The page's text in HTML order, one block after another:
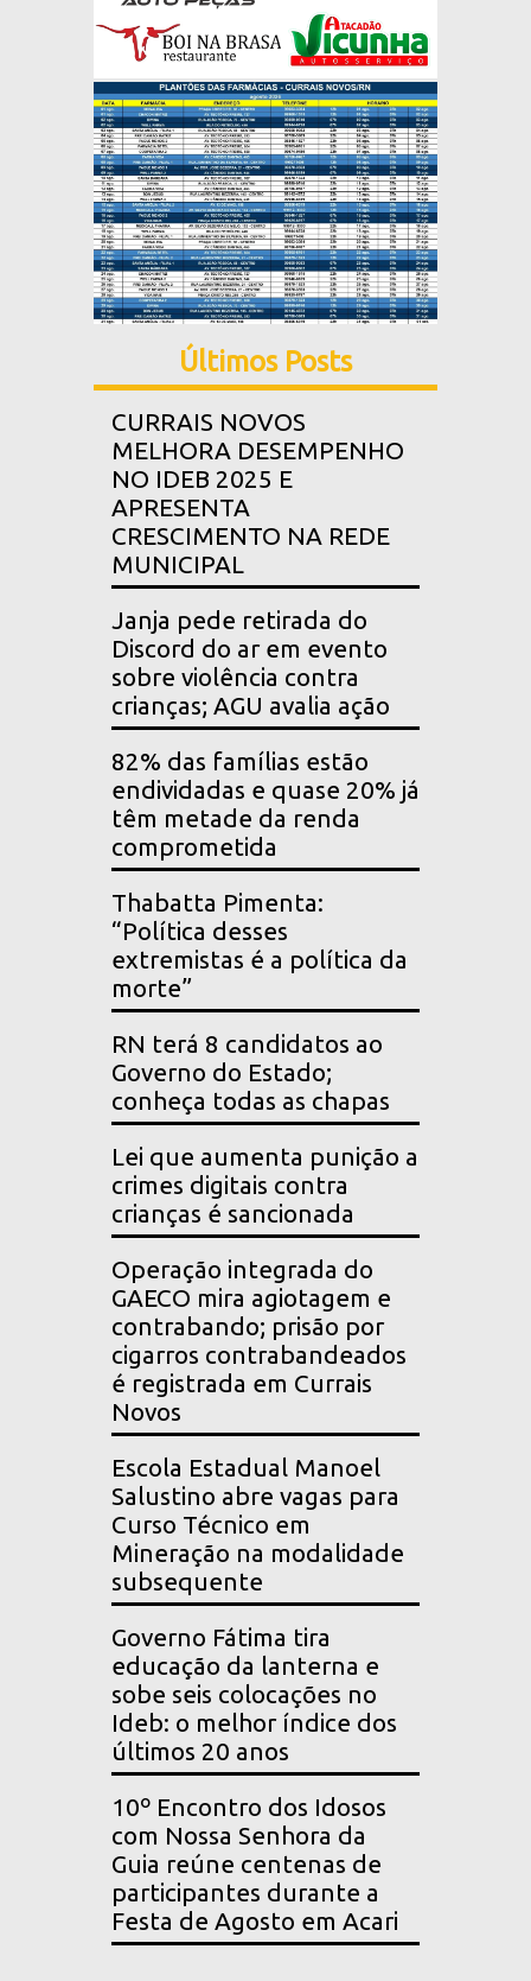
Últimos Posts
CURRAIS NOVOS
MELHORA DESEMPENHO
NO IDEB 2025 E
APRESENTA
CRESCIMENTO NA REDE
MUNICIPAL
Janja pede retirada do
Discord do ar em evento
sobre violência contra
crianças; AGU avalia ação
82% das famílias estão
endividadas e quase 20% já
têm metade da renda
comprometida
Thabatta Pimenta:
“Política desses
extremistas é a política da
morte”
RN terá 8 candidatos ao
Governo do Estado;
conheça todas as chapas
Lei que aumenta punição a
crimes digitais contra
crianças é sancionada
Operação integrada do
GAECO mira agiotagem e
contrabando; prisão por
cigarros contrabandeados
é registrada em Currais
Novos
Escola Estadual Manoel
Salustino abre vagas para
Curso Técnico em
Mineração na modalidade
subsequente
Governo Fátima tira
educação da lanterna e
sobe seis colocações no
Ideb: o melhor índice dos
últimos 20 anos
10º Encontro dos Idosos
com Nossa Senhora da
Guia reúne centenas de
participantes durante a
Festa de Agosto em Acari